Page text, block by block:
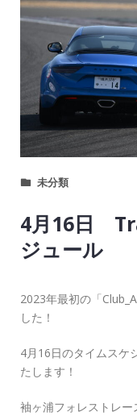
未分類
4月16日
ジュール
2023年最初の「
した！
4月16日のタイムスケ
たします！
袖ヶ浦フォレストレー